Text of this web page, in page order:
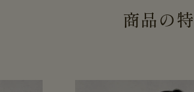
商品の特